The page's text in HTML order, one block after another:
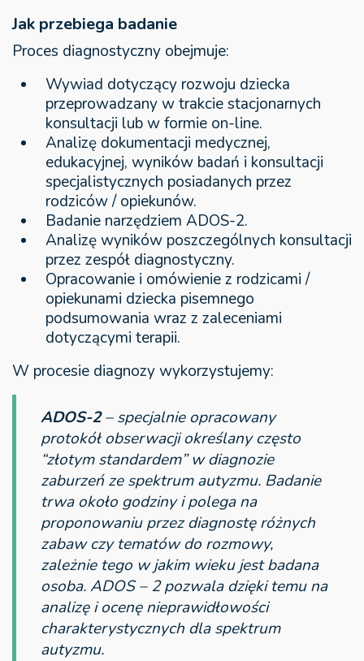
Jak przebiega badanie
Proces diagnostyczny obejmuje:
Wywiad dotyczący rozwoju dziecka
przeprowadzany w trakcie stacjonarnych
konsultacji lub w formie on-line.
Analizę dokumentacji medycznej,
edukacyjnej, wyników badań i konsultacji
specjalistycznych posiadanych przez
rodziców / opiekunów.
Badanie narzędziem ADOS-2.
Analizę wyników poszczególnych konsultacji
przez zespół diagnostyczny.
Opracowanie i omówienie z rodzicami /
opiekunami dziecka pisemnego
podsumowania wraz z zaleceniami
dotyczącymi terapii.
W procesie diagnozy wykorzystujemy:
ADOS-2– specjalnie opracowany
protokół obserwacji określany często
“złotym standardem” w diagnozie
zaburzeń ze spektrum autyzmu. Badanie
trwa około godziny i polega na
proponowaniu przez diagnostę różnych
zabaw czy tematów do rozmowy,
zależnie tego w jakim wieku jest badana
osoba. ADOS – 2 pozwala dzięki temu na
analizę i ocenę nieprawidłowości
charakterystycznych dla spektrum
autyzmu.